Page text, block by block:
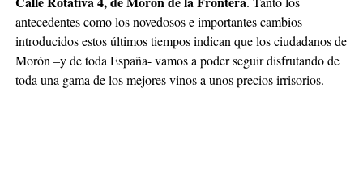
antecedentes como los novedosos e importantes cambios
introducidos estos últimos tiempos indican que los ciudadanos de
Morón –y de toda España- vamos a poder seguir disfrutando de
toda una gama de los mejores vinos a unos precios irrisorios.